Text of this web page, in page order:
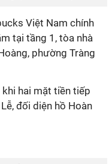
Việt Nam chính
tại tầng 1, tòa nhà
phường Tràng
hai mặt tiền tiếp
đối diện hồ Hoàn